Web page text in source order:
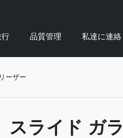
行 品質管理 私達に連
ーザー
スライド ガ